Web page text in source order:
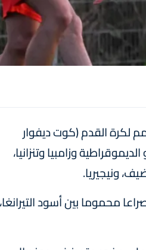
لكرة القدم (كوت ديفوار
وزامبيا وتنزانيا،
ونيجيريا.
محموما بين أسود التيرانغا،